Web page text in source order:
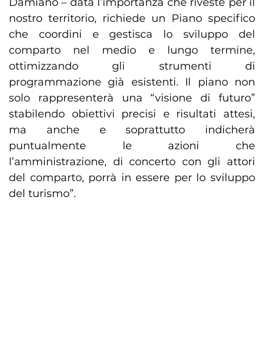
nostro territorio, richiede un Piano specifico
che coordini e gestisca lo sviluppo del
comparto nel medio e lungo termine,
ottimizzando gli strumenti di
programmazione già esistenti. Il piano non
solo rappresenterà una “visione di futuro”
stabilendo obiettivi precisi e risultati attesi,
ma anche e soprattutto indicherà
puntualmente le azioni che
l’amministrazione, di concerto con gli attori
del comparto, porrà in essere per lo sviluppo
del turismo”.